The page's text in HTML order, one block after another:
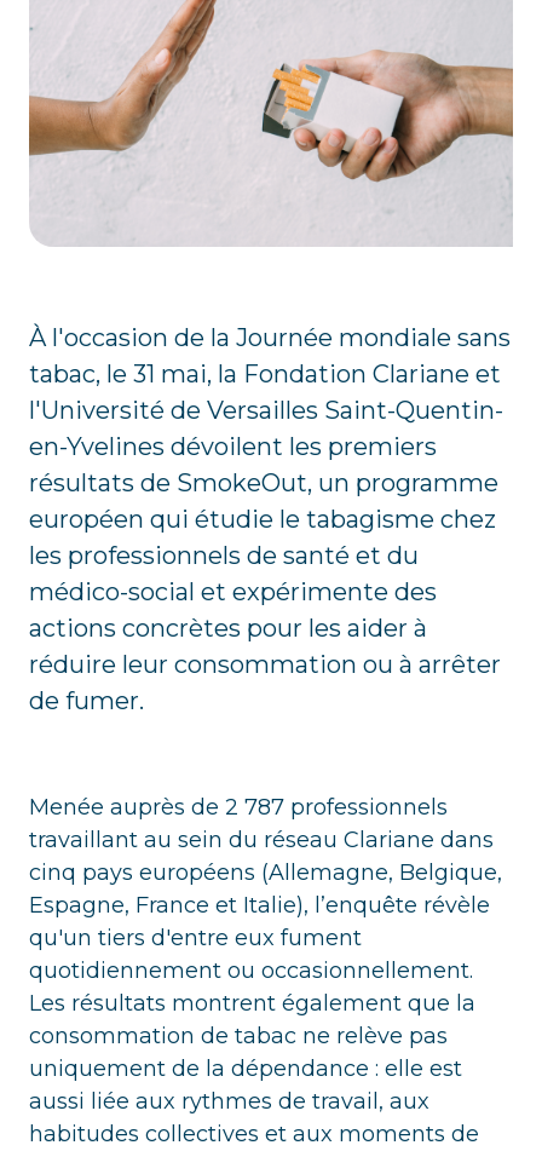
À l'occasion de la Journée mondiale sans
tabac, le 31 mai, la Fondation Clariane et
l'Université de Versailles Saint-Quentin-
en-Yvelines dévoilent les premiers
résultats de SmokeOut, un programme
européen qui étudie le tabagisme chez
les professionnels de santé et du
médico-social et expérimente des
actions concrètes pour les aider à
réduire leur consommation ou à arrêter
de fumer.
Menée auprès de 2 787 professionnels
travaillant au sein du réseau Clariane dans
cinq pays européens (Allemagne, Belgique,
Espagne, France et Italie), l’enquête révèle
qu'un tiers d'entre eux fument
quotidiennement ou occasionnellement.
Les résultats montrent également que la
consommation de tabac ne relève pas
uniquement de la dépendance : elle est
aussi liée aux rythmes de travail, aux
habitudes collectives et aux moments de